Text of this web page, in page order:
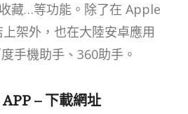
藏…等功能。除了在 Apple
架外，也在大陸安卓應用
手機助手、360助手。
– 下載網址